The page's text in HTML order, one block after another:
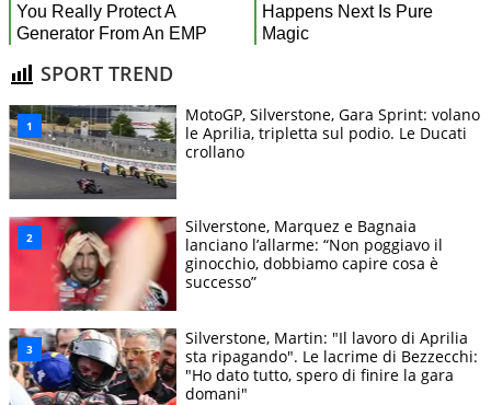
SPORT TREND
MotoGP, Silverstone, Gara Sprint: volano
le Aprilia, tripletta sul podio. Le Ducati
crollano
Silverstone, Marquez e Bagnaia
lanciano l’allarme: “Non poggiavo il
ginocchio, dobbiamo capire cosa è
successo”
Silverstone, Martin: "Il lavoro di Aprilia
sta ripagando". Le lacrime di Bezzecchi:
"Ho dato tutto, spero di finire la gara
domani"